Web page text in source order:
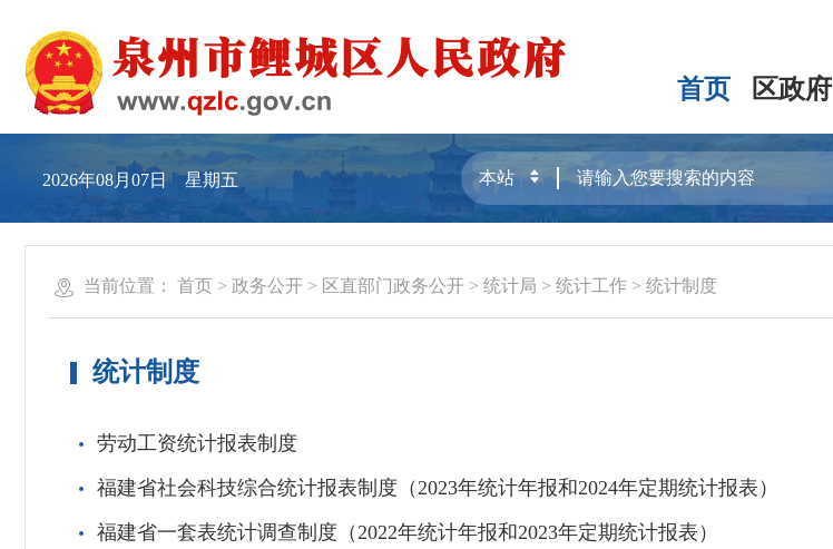
首页 区政府
2026年08月07日 星期五
当前位置： 首页 > 政务公开 > 区直部门政务公开 > 统计局 > 统计工作 > 统计制度
统计制度
劳动工资统计报表制度
福建省社会科技综合统计报表制度（2023年统计年报和2024年定期统计报表）
福建省一套表统计调查制度（2022年统计年报和2023年定期统计报表）